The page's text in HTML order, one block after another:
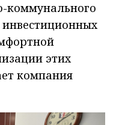
инвестиционных
этих
компания